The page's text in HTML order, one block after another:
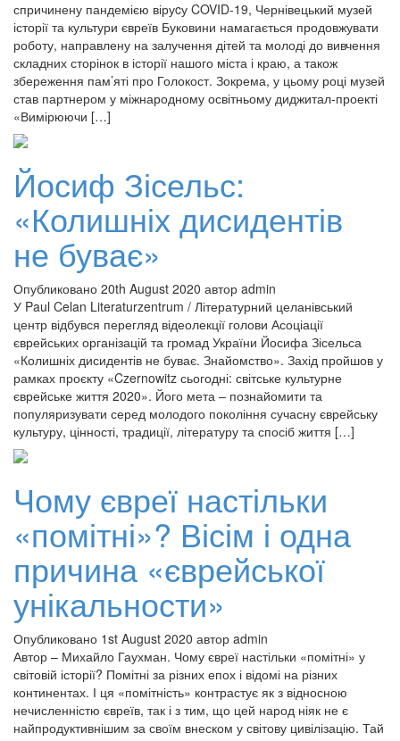
спричинену пандемією віруcу COVID-19, Чернівецький музей
історії та культури євреїв Буковини намагається продовжувати
роботу, направлену на залучення дітей та молоді до вивчення
складних сторінок в історії нашого міста і краю, а також
збереження пам’яті про Голокост. Зокрема, у цьому році музей
став партнером у міжнародному освітньому диджитал-проекті
«Вимірюючи […]
Йосиф Зісельс:
«Колишніх дисидентів
не буває»
Опубликовано 20th August 2020 автор admin
У Paul Celan Literaturzentrum / Літературний целанівський
центр відбувся перегляд відеолекції голови Асоціації
єврейських організацій та громад України Йосифа Зісельса
«Колишніх дисидентів не буває. Знайомство». Захід пройшов у
рамках проєкту «Czernowitz сьогодні: світське культурне
єврейське життя 2020». Його мета – познайомити та
популяризувати серед молодого покоління сучасну єврейську
культуру, цінності, традиції, літературу та спосіб життя […]
Чому євреї настільки
«помітні»? Вісім і одна
причина «єврейської
унікальности»
Опубликовано 1st August 2020 автор admin
Автор – Михайло Гаухман. Чому євреї настільки «помітні» у
світовій історії? Помітні за різних епох і відомі на різних
континентах. І ця «помітність» контрастує як з відносною
нечисленністю євреїв, так і з тим, що цей народ ніяк не є
найпродуктивнішим за своїм внеском у світову цивілізацію. Тай